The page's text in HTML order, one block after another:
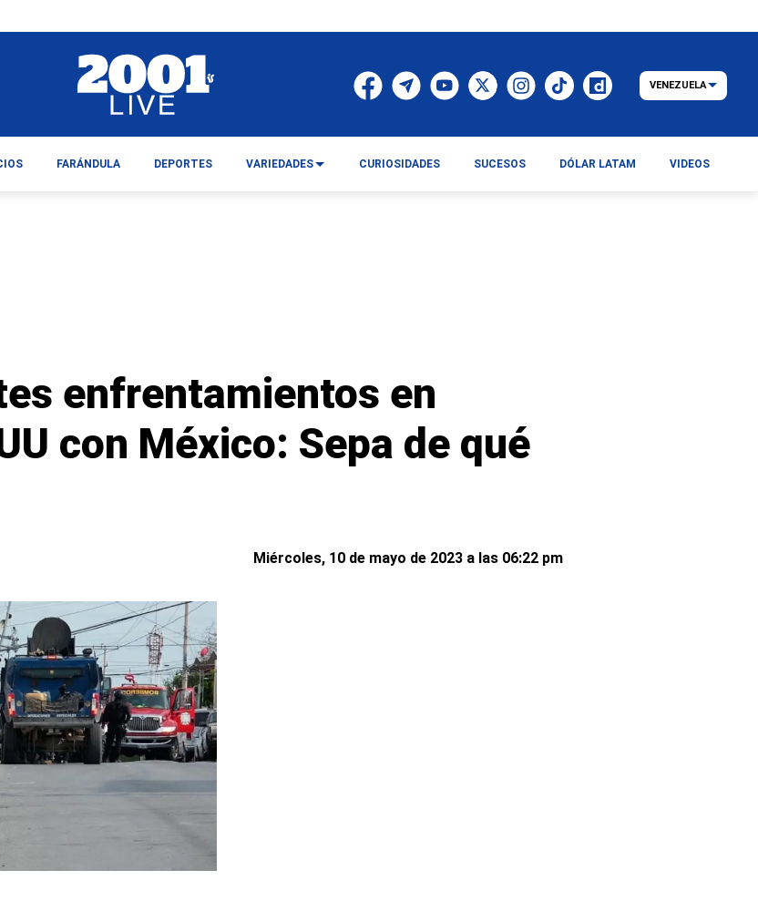
enfrentamientos en
con México: Sepa de qué
Miércoles, 10 de mayo de 2023 a las 06:22 pm
VENEZUELA
FARÁNDULA DEPORTES VARIEDADES CURIOSIDADES SUCESOS DÓLAR LATAM VIDEOS